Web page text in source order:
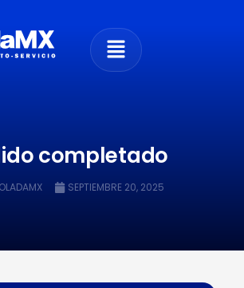
completado
SEPTIEMBRE 20, 2025